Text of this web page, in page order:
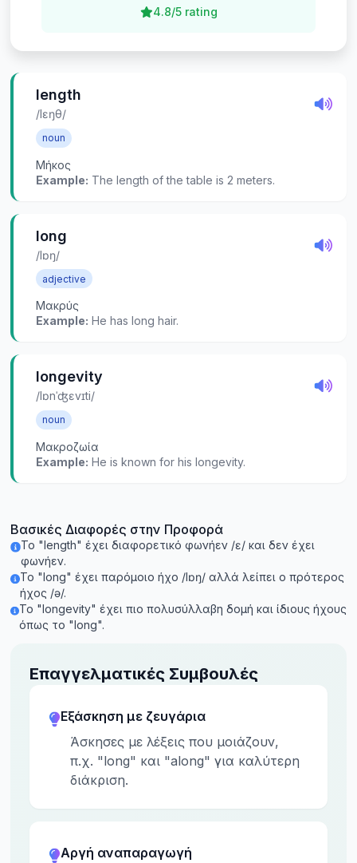
length
/lɛŋθ/
noun
Μήκος
Example: The length of the table is 2 meters.
long
/lɒŋ/
adjective
Μακρύς
Example: He has long hair.
longevity
/lɒnˈʤɛvɪti/
noun
Μακροζωία
Example: He is known for his longevity.
Βασικές Διαφορές στην Προφορά
Το "length" έχει διαφορετικό φωνήεν /ɛ/ και δεν έχει
φωνήεν.
Το "long" έχει παρόμοιο ήχο /lɒŋ/ αλλά λείπει ο πρότερος
ήχος /ə/.
Το "longevity" έχει πιο πολυσύλλαβη δομή και ίδιους ήχους
όπως το "long".
Επαγγελματικές Συμβουλές
Εξάσκηση με ζευγάρια
Άσκησες με λέξεις που μοιάζουν,
π.χ. "long" και "along" για καλύτερη
διάκριση.
Αργή αναπαραγωγή
4.8/5 rating